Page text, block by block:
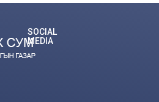
SOCIAL
MEDIA